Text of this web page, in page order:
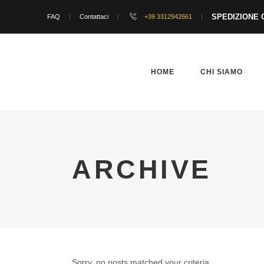
FAQ Contattaci +39 3312942661 SPEDIZIONE
HOME CHI SIAMO
ARCHIVE